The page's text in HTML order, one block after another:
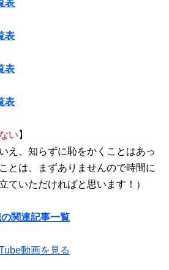
表
表
表
表
い 】
え、知らずに恥をかくことはあっ
とは、まずありませんので時間に
ていただければと思います！）
関連記事一覧
動画を見る